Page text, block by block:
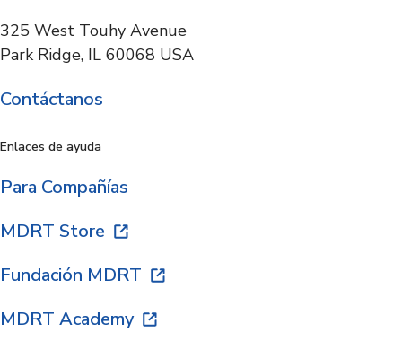
325 West Touhy Avenue
Park Ridge, IL 60068 USA
Contáctanos
Enlaces de ayuda
Para Compañías
MDRT Store
Fundación MDRT
MDRT Academy